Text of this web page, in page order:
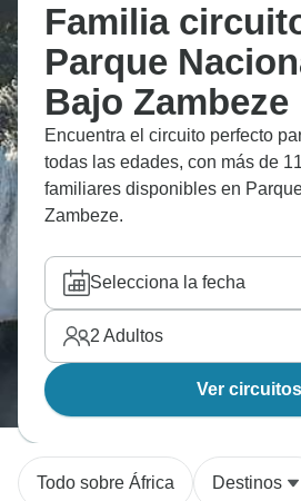
Familia
Parque
Bajo Zambeze
Encuentra el circuito perfecto
todas las edades, con más de
familiares disponibles en
Zambeze.
Selecciona la fecha
2 Adultos
Ver circuitos
Todo sobre África Destinos